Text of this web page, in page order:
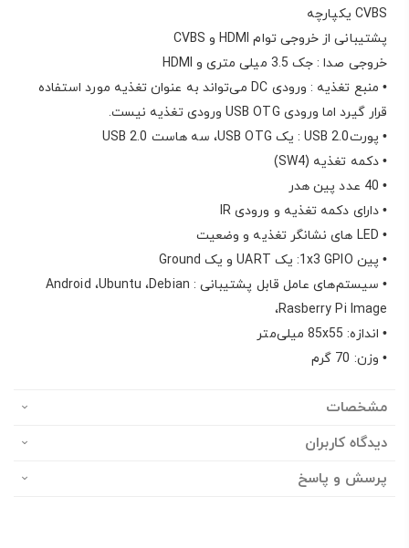
CVBS یکپارچه
پشتیبانی از خروجی توام HDMI و CVBS
خروجی صدا : جک 3.5 میلی متری و HDMI
• منبع تغذیه : ورودی DC می‌تواند به عنوان تغذیه مورد استفاده
قرار گیرد اما ورودی USB OTG ورودی تغذیه نیست.
• پورتUSB 2.0 : یک USB OTG، سه هاست USB 2.0
• دکمه تغذیه (SW4)
• 40 عدد پین هدر
• دارای دکمه تغذیه و ورودی IR
• LED های نشانگر تغذیه و وضعیت
• پین 1x3 GPIO: یک UART و یک Ground
• سیستم‌های عامل قابل پشتیبانی : Android ،Ubuntu ،Debian
،Rasberry Pi Image
• اندازه: 85x55 میلی‌متر
• وزن: 70 گرم
مشخصات
دیدگاه کاربران
پرسش و پاسخ